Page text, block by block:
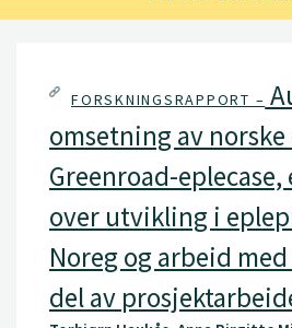
FORSKNINGSRAPPORT –
omsetning av norske
Greenroad-
over utvikling i
Noreg og arbeid
del av